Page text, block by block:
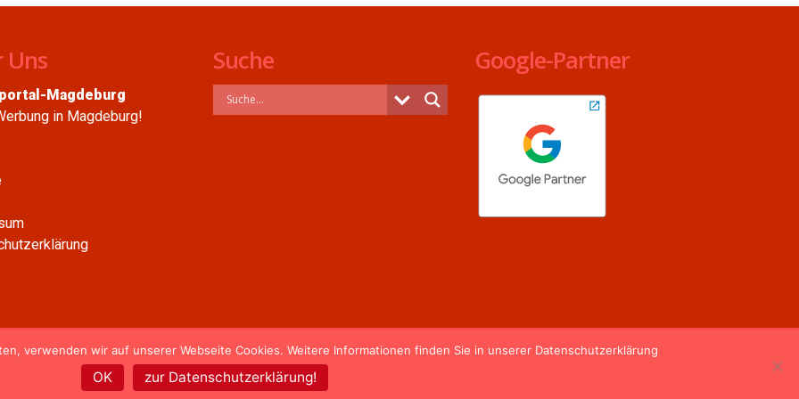
Uns
Magdeburg
in Magdeburg!
Suche Google-Partner
verwenden wir auf unserer Webseite Cookies. Weitere Informationen finden Sie in unserer Datenschutzerklärung
OK zur Datenschutzerklärung!